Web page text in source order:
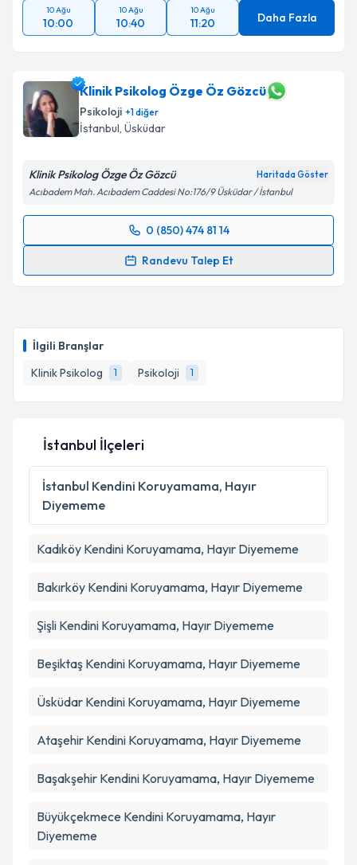
İlgili Branşlar
Klinik Psikolog
1 Psikoloji 1
10 Ağu
10:00
10 Ağu
10:40
10 Ağu
11:20 Daha Fazla
Klinik Psikolog Özge Öz Gözcü
Psikoloji +1diğer
İstanbul, Üsküdar
Klinik Psikolog Özge Öz Gözcü Haritada Göster
Acıbadem Mah. Acıbadem Caddesi No:176/9 Üsküdar / İstanbul
0 (850) 474 81 14
Randevu Talep Et
Randevu Takvimi Talebi
bilgilendireceğiz.
E-posta Adresiniz
Kişisel verilerimin işlenmesine ilişkin
Metni'ni okudum ve kişisel verilerimin belirtilen
kapsamda işlenmesini kabul ediyorum.
İstanbul İlçeleri
İstanbul Kendini Koruyamama, Hayır
Diyememe
Kadıköy Kendini Koruyamama, Hayır Diyememe
Bakırköy Kendini Koruyamama, Hayır Diyememe
Şişli Kendini Koruyamama, Hayır Diyememe
Beşiktaş Kendini Koruyamama, Hayır Diyememe
Üsküdar Kendini Koruyamama, Hayır Diyememe
Ataşehir Kendini Koruyamama, Hayır Diyememe
Başakşehir Kendini Koruyamama, Hayır Diyememe
Büyükçekmece Kendini Koruyamama, Hayır
Diyememe